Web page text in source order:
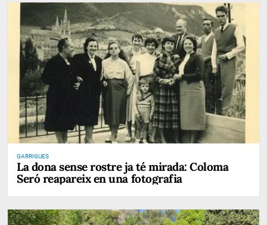
GARRIGUES
La dona sense rostre ja té mirada: Coloma
Seró reapareix en una fotografia